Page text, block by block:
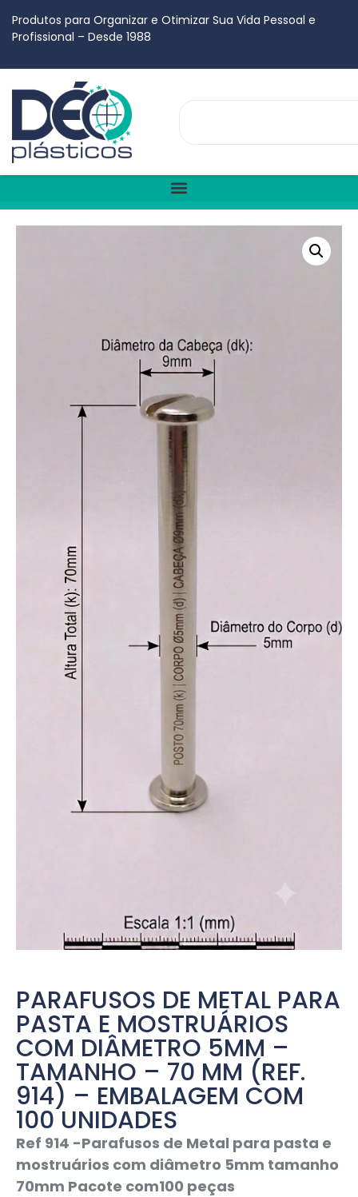
Produtos para Organizar e Otimizar Sua Vida Pessoal e
Profissional – Desde 1988
PARAFUSOS DE METAL PARA
PASTA E MOSTRUÁRIOS
COM DIÂMETRO 5MM –
TAMANHO – 70 MM (REF.
914) – EMBALAGEM COM
100 UNIDADES
Ref 914 -Parafusos de Metal para pasta e
mostruários com diâmetro 5mm tamanho
70mm Pacote com100 peças